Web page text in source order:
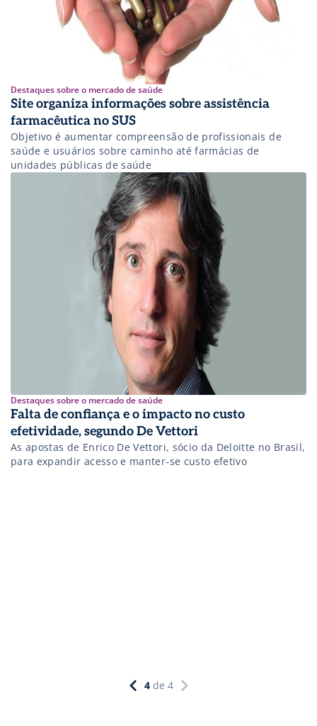
Destaques sobre o mercado de saúde
Site organiza informações sobre assistência
farmacêutica no SUS
Objetivo é aumentar compreensão de profissionais de
saúde e usuários sobre caminho até farmácias de
unidades públicas de saúde
Destaques sobre o mercado de saúde
Falta de confiança e o impacto no custo
efetividade, segundo De Vettori
As apostas de Enrico De Vettori, sócio da Deloitte no Brasil,
para expandir acesso e manter-se custo efetivo
4 de 4